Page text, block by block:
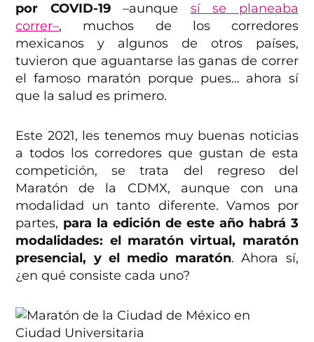
por COVID-19–aunque sí se planeaba
correr–, muchos de los corredores
mexicanos y algunos de otros países,
tuvieron que aguantarse las ganas de correr
el famoso maratón porque pues… ahora sí
que la salud es primero.
Este 2021, les tenemos muy buenas noticias
a todos los corredores que gustan de esta
competición, se trata del regreso del
Maratón de la CDMX, aunque con una
modalidad un tanto diferente. Vamos por
partes, para la edición de este año habrá 3
modalidades: el maratón virtual, maratón
presencial, y el medio maratón. Ahora sí,
¿en qué consiste cada uno?